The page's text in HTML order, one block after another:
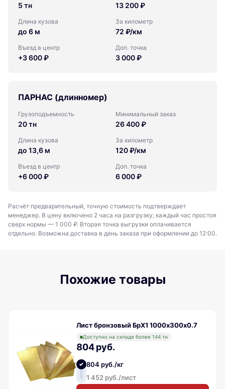
5 тн 13 200 ₽
Длина кузова
до 6 м
За километр
72 ₽/км
Въезд в центр
+3 600 ₽
Доп. точка
3 000 ₽
ПАРНАС (длинномер)
Грузоподъемность
20 тн
Минимальный заказ
26 400 ₽
Длина кузова
до 13,6 м
За километр
120 ₽/км
Въезд в центр
+6 000 ₽
Доп. точка
6 000 ₽
Расчёт предварительный, точную стоимость подтверждает
менеджер. В цену включено 2 часа на разгрузку; каждый час простоя
сверх нормы — 1 000 ₽. Вторая точка выгрузки оплачивается
отдельно. Возможна доставка в день заказа при оформлении до 12:00.
Похожие товары
Лист бронзовый БрХ1 1000х300х0.7
Доступно на складе более 144 тн
804 руб.
804 руб./кг
1 452 руб./лист